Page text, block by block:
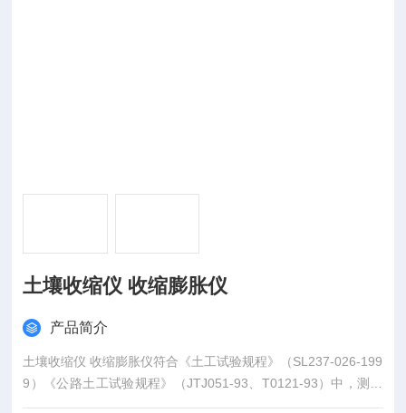
土壤收缩仪 收缩膨胀仪
产品简介
土壤收缩仪 收缩膨胀仪符合《土工试验规程》（SL237-026-199
9）《公路土工试验规程》（JTJ051-93、T0121-93）中，测定
粘土在失水过程中的缩限含水量，线缩率、体缩、收缩系数等。